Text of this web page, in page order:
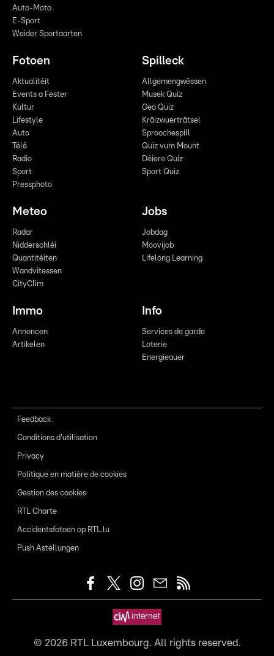
Auto-Moto
E-Sport
Weider Sportaarten
Fotoen
Aktualitéit
Events a Fester
Kultur
Lifestyle
Auto
Télé
Radio
Sport
Pressphoto
Spilleck
Allgemengwëssen
Musek Quiz
Geo Quiz
Kräizwuerträtsel
Sproochespill
Quiz vum Mount
Déiere Quiz
Sport Quiz
Meteo
Radar
Nidderschléi
Quantitéiten
Wandvitessen
CityClim
Jobs
Jobdag
Moovijob
Lifelong Learning
Immo
Annoncen
Artikelen
Info
Services de garde
Loterie
Energieauer
Feedback
Conditions d'utilisation
Privacy
Politique en matière de cookies
Gestion des cookies
RTL Charte
Accidentsfotoen op RTL.lu
Push Astellungen
© 2026RTL Luxembourg. All rights reserved.